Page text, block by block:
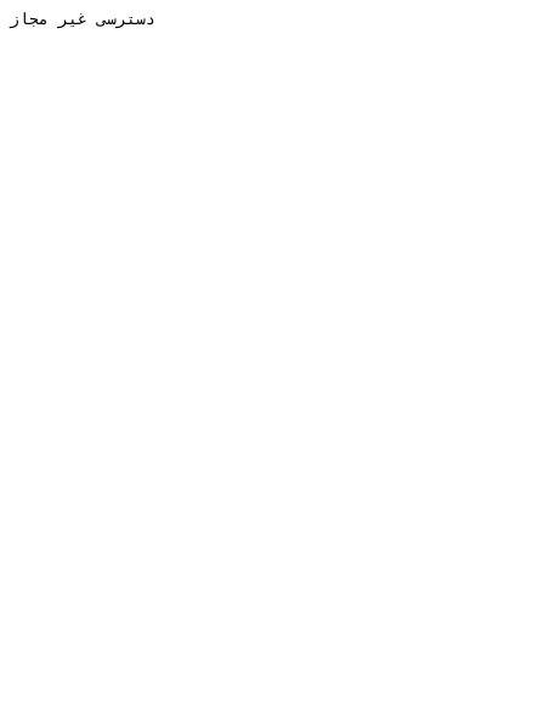
دسترسی غیر مجاز